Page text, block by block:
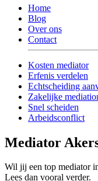
Home
Blog
Over ons
Contact
Kosten mediator
Erfenis verdelen
Echtscheiding
Zakelijke
Snel scheiden
Arbeidsconflict
Mediator
Wil jij een top mediator
Lees dan vooral verder.